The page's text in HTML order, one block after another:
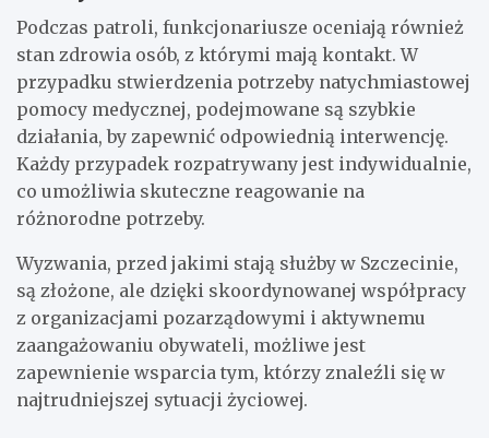
Podczas patroli, funkcjonariusze oceniają również
stan zdrowia osób, z którymi mają kontakt. W
przypadku stwierdzenia potrzeby natychmiastowej
pomocy medycznej, podejmowane są szybkie
działania, by zapewnić odpowiednią interwencję.
Każdy przypadek rozpatrywany jest indywidualnie,
co umożliwia skuteczne reagowanie na
różnorodne potrzeby.
Wyzwania, przed jakimi stają służby w Szczecinie,
są złożone, ale dzięki skoordynowanej współpracy
z organizacjami pozarządowymi i aktywnemu
zaangażowaniu obywateli, możliwe jest
zapewnienie wsparcia tym, którzy znaleźli się w
najtrudniejszej sytuacji życiowej.